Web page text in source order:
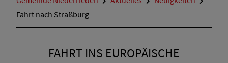
Fahrt nach Straßburg
FAHRT INS EUROPÄISCHE